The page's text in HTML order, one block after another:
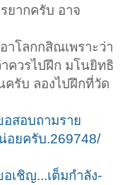
ยากครับ อาจ
โลกกสิณเพราะว่า
ควรไปฝึก มโนยิทธิ
ครับ ลองไปฝึกที่วัด
อสอบถามราย
อยครับ.269748/
เชิญ...เต็มกำลัง-